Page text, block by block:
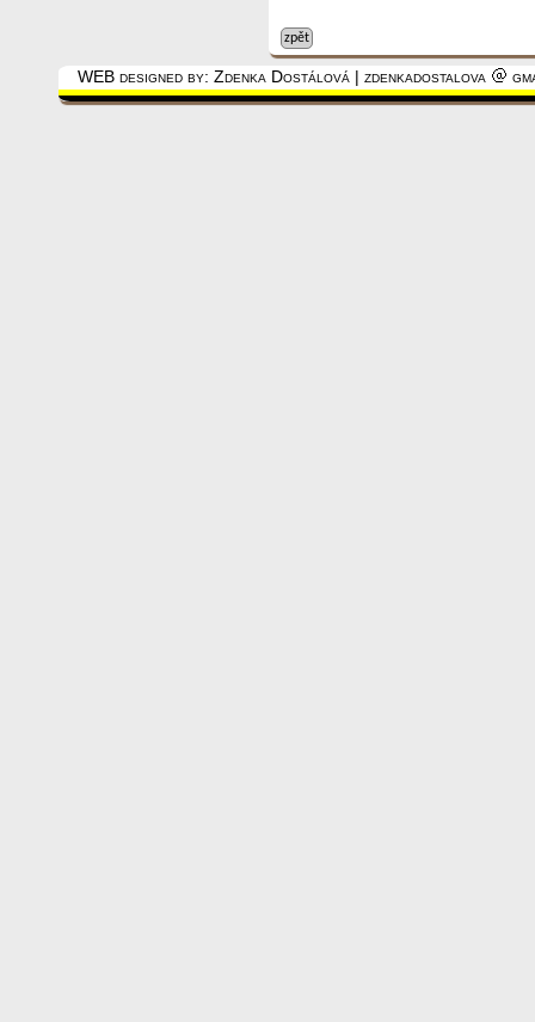
zpět
WEB designed by: Zdenka Dostálová | zdenkadostalova